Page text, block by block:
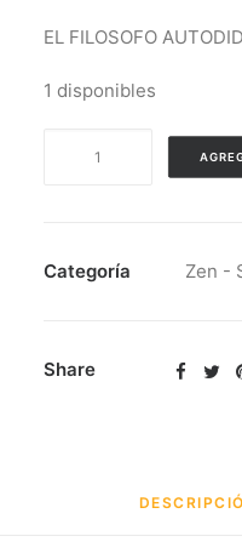
EL FILOSOFO
1 disponibles
Autodidacta
Categoría Zen -
Share